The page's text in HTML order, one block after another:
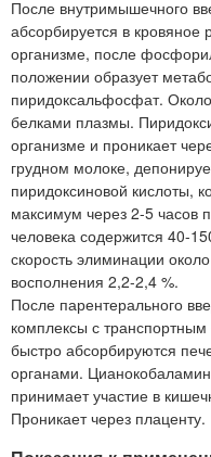
После внутримышечного
абсорбируется в кровяное
организме, после
положении образует
пиридоксальфосфат.
белками плазмы.
организме и проникает
грудном молоке,
пиридоксиновой кислоты,
максимум через 2-5 часов
человека содержится 40-
скорость элиминации
восполнения 2,2-2,4 %.
После парентерального
комплексы с
быстро абсорбируются
органами. Цианокобаламин
принимает участие в
Проникает через плаценту.